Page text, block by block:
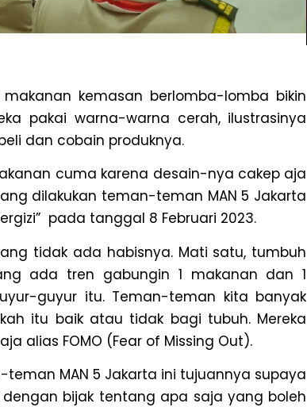
kemasan berlomba-lomba bikin
pakai warna-warna cerah, ilustrasinya
dan cobain produknya.
cuma karena desain-nya cakep aja
dilakukan teman-teman MAN 5 Jakarta
pada tanggal 8 Februari 2023.
tidak ada habisnya. Mati satu, tumbuh
ada tren gabungin 1 makanan dan 1
guyur itu. Teman-teman kita banyak
itu baik atau tidak bagi tubuh. Mereka
alias FOMO (Fear of Missing Out).
MAN 5 Jakarta ini tujuannya supaya
bijak tentang apa saja yang boleh